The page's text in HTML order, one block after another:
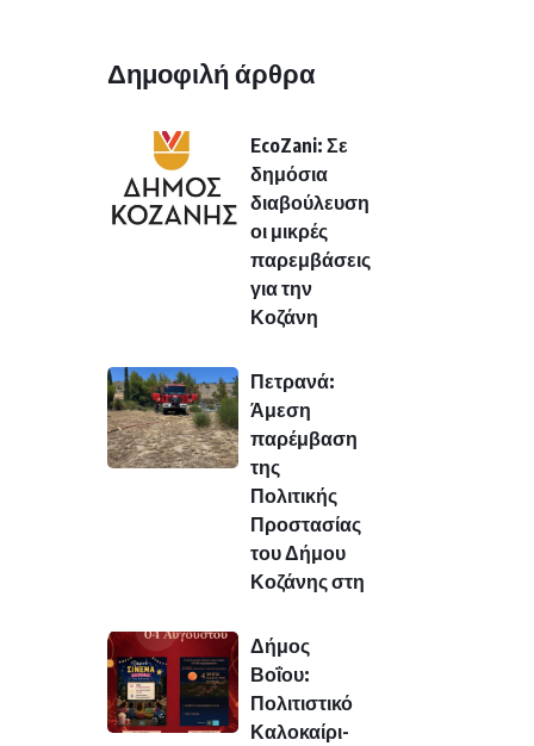
Δημοφιλή άρθρα
EcoZani: Σε
δημόσια
διαβούλευση
οι μικρές
παρεμβάσεις
για την
Κοζάνη
Πετρανά:
Άμεση
παρέμβαση
της
Πολιτικής
Προστασίας
του Δήμου
Κοζάνης στη
Δήμος
Βοΐου:
Πολιτιστικό
Καλοκαίρι-